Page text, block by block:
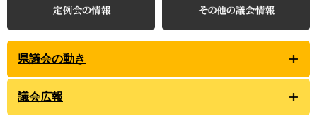
県議会の動き
議会広報